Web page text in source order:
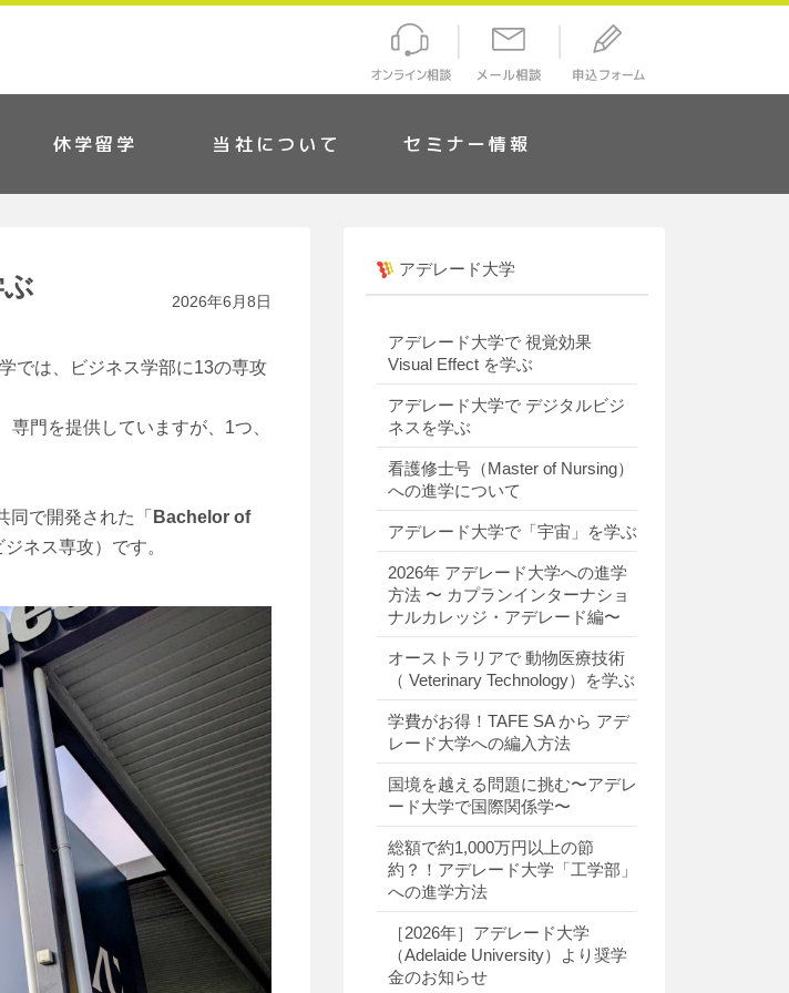
休学留学 当社について セミナー情報
2026年6月8日
では、ビジネス学部に13の専攻
門を提供していますが、1つ、
同で開発された「 Bachelor of
ネス専攻）です。
アデレード大学
アデレード大学で 視覚効果
Visual Effect を学ぶ
アデレード大学で デジタルビジ
ネスを学ぶ
看護修士号（Master of Nursing）
への進学について
アデレード大学で「宇宙」を学ぶ
2026年 アデレード大学への進学
方法 〜 カプランインターナショ
ナルカレッジ・アデレード編〜
オーストラリアで 動物医療技術
（ Veterinary Technology）を学ぶ
学費がお得！TAFE SA から アデ
レード大学への編入方法
国境を越える問題に挑む〜アデレ
ード大学で国際関係学〜
総額で約1,000万円以上の節
約？！アデレード大学「工学部」
への進学方法
［2026年］アデレード大学
（Adelaide University）より奨学
金のお知らせ